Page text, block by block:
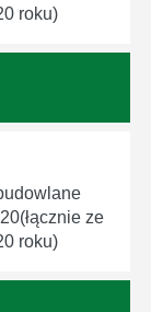
roku)
ze
roku)